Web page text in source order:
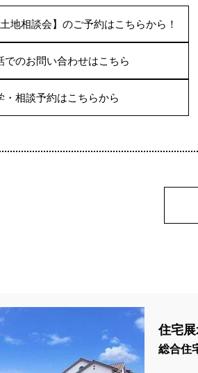
地相談会】のご予約はこちらから！
でのお問い合わせはこちら
・相談予約はこちらから
住宅
総合住